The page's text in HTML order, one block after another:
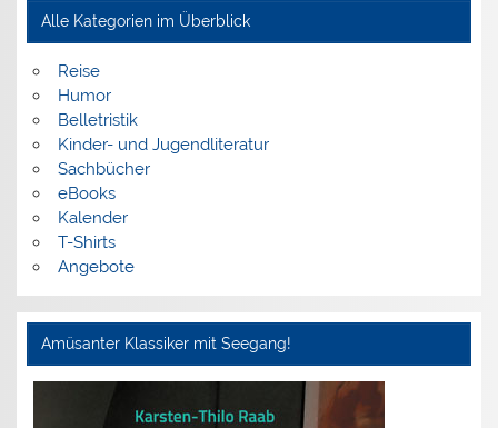
Alle Kategorien im Überblick
Reise
Humor
Belletristik
Kinder- und Jugendliteratur
Sachbücher
eBooks
Kalender
T-Shirts
Angebote
Amüsanter Klassiker mit Seegang!